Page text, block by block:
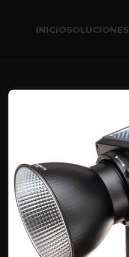
INICIOSOLUCIONES